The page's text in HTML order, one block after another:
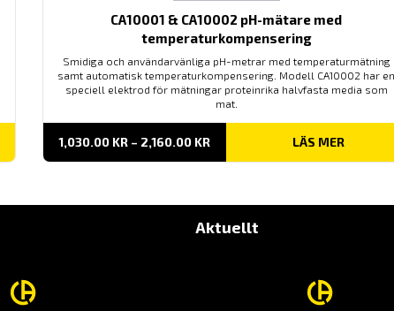
CA10001 & CA10002 pH-mätare med
temperaturkompensering
Smidiga och användarvänliga pH-metrar med temperaturmätning
samt automatisk temperaturkompensering. Modell CA10002 har en
speciell elektrod för mätningar proteinrika halvfasta media som
mat.
1,030.00 KR – 2,160.00 KRPRISINTERVALL:
TILL
LÄS MER
Aktuellt